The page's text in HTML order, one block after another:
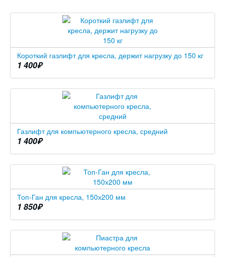
Короткий газлифт для кресла, держит нагрузку до 150 кг
1 400₽
Газлифт для компьютерного кресла, средний
1 400₽
Топ-Ган для кресла, 150х200 мм
1 850₽